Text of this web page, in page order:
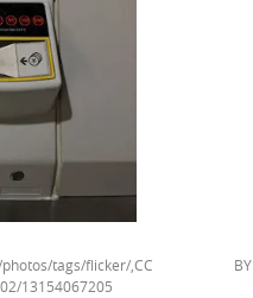
photos/tags/flicker/,CC BY
13154067205